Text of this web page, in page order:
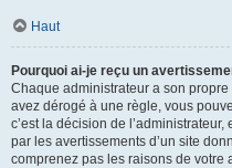
Haut
Pourquoi ai-je reçu un
Chaque administrateur a son
avez dérogé à une règle, vous
c’est la décision de
par les avertissements d’un site
comprenez pas les raisons de votre